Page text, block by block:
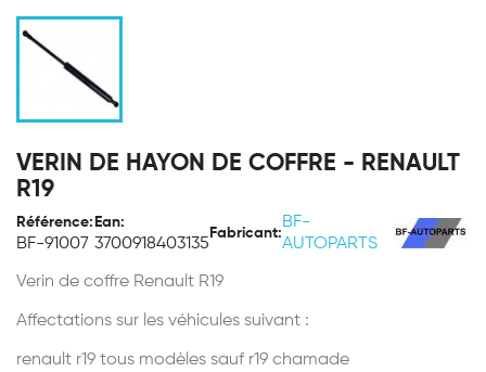
VERIN DE HAYON DE COFFRE - RENAULT
R19
Référence:
BF-91007
Ean:
3700918403135
Fabricant:
BF-
AUTOPARTS
Verin de coffre Renault R19
Affectations sur les véhicules suivant :
renault r19 tous modèles sauf r19 chamade